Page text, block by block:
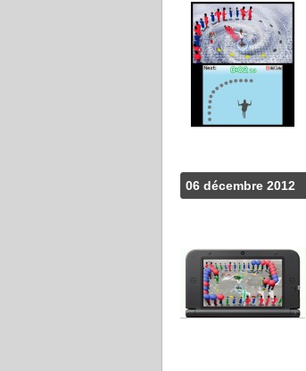
06 décembre 2012